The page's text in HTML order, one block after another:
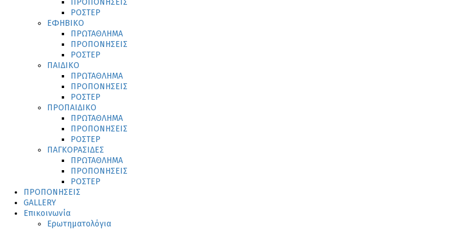
ΠΡΟΠΟΝΗΣΕΙΣ
ΡΟΣΤΕΡ
ΕΦΗΒΙΚΟ
ΠΡΩΤΑΘΛΗΜΑ
ΠΡΟΠΟΝΗΣΕΙΣ
ΡΟΣΤΕΡ
ΠΑΙΔΙΚΟ
ΠΡΩΤΑΘΛΗΜΑ
ΠΡΟΠΟΝΗΣΕΙΣ
ΡΟΣΤΕΡ
ΠΡΟΠΑΙΔΙΚΟ
ΠΡΩΤΑΘΛΗΜΑ
ΠΡΟΠΟΝΗΣΕΙΣ
ΡΟΣΤΕΡ
ΠΑΓΚΟΡΑΣΙΔΕΣ
ΠΡΩΤΑΘΛΗΜΑ
ΠΡΟΠΟΝΗΣΕΙΣ
ΡΟΣΤΕΡ
ΠΡΟΠΟΝΗΣΕΙΣ
GALLERY
Επικοινωνία
Ερωτηματολόγια